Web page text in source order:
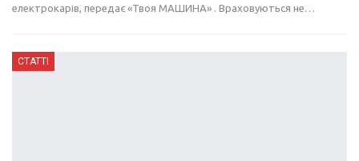
електрокарів, передає «Твоя МАШИНА» . Враховуються не…
СТАТТІ